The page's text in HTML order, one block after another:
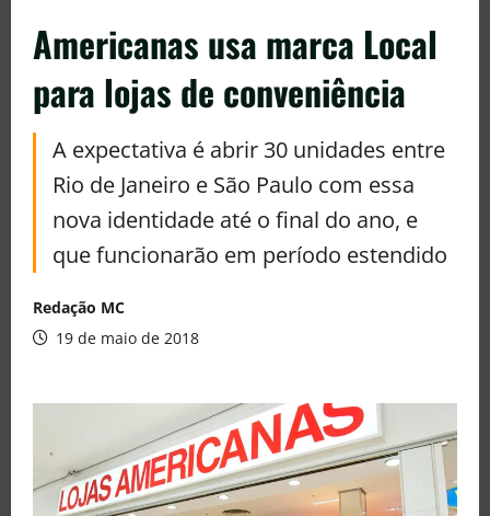
Americanas usa marca Local
para lojas de conveniência
A expectativa é abrir 30 unidades entre
Rio de Janeiro e São Paulo com essa
nova identidade até o final do ano, e
que funcionarão em período estendido
Redação MC
19 de maio de 2018